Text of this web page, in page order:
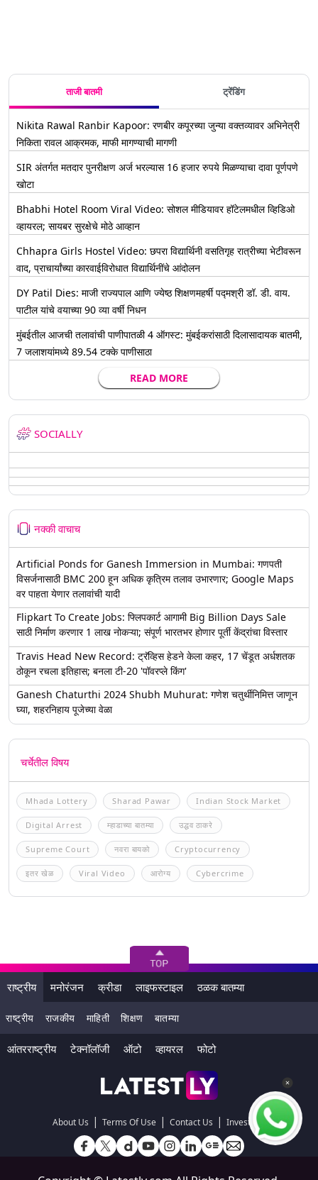
ताजी बातमी ट्रेंडिंग
Nikita Rawal Ranbir Kapoor: रणबीर कपूरच्या जुन्या वक्तव्यावर अभिनेत्री
निकिता रावल आक्रमक, माफी मागण्याची मागणी
SIR अंतर्गत मतदार पुनरीक्षण अर्ज भरल्यास 16 हजार रुपये मिळण्याचा दावा पूर्णपणे
खोटा
Bhabhi Hotel Room Viral Video: सोशल मीडियावर हॉटेलमधील व्हिडिओ
व्हायरल; सायबर सुरक्षेचे मोठे आव्हान
Chhapra Girls Hostel Video: छपरा विद्यार्थिनी वसतिगृह रात्रीच्या भेटीवरून
वाद, प्राचार्यांच्या कारवाईविरोधात विद्यार्थिनींचे आंदोलन
DY Patil Dies: माजी राज्यपाल आणि ज्येष्ठ शिक्षणमहर्षी पद्मश्री डॉ. डी. वाय.
पाटील यांचे वयाच्या 90 व्या वर्षी निधन
मुंबईतील आजची तलावांची पाणीपातळी 4 ऑगस्ट: मुंबईकरांसाठी दिलासादायक बातमी,
7 जलाशयांमध्ये 89.54 टक्के पाणीसाठा
READ MORE
SOCIALLY
नक्की वाचाच
Artificial Ponds for Ganesh Immersion in Mumbai: गणपती
विसर्जनासाठी BMC 200 हून अधिक कृत्रिम तलाव उभारणार; Google Maps
वर पाहता येणार तलावांची यादी
Flipkart To Create Jobs: फ्लिपकार्ट आगामी Big Billion Days Sale
साठी निर्माण करणार 1 लाख नोकऱ्या; संपूर्ण भारतभर होणार पूर्ती केंद्रांचा विस्तार
Travis Head New Record: ट्रॅव्हिस हेडने केला कहर, 17 चेंडूत अर्धशतक
ठोकून रचला इतिहास; बनला टी-20 'पॉवरप्ले किंग'
Ganesh Chaturthi 2024 Shubh Muhurat: गणेश चतुर्थीनिमित्त जाणून
घ्या, शहरनिहाय पूजेच्या वेळा
चर्चेतील विषय
Mhada Lottery Sharad Pawar Indian Stock Market
Digital Arrest म्हाडाच्या बातम्या उद्धव ठाकरे
Supreme Court नवरा बायको Cryptocurrency
इतर खेळ Viral Video आरोग्य Cybercrime
राष्ट्रीय मनोरंजन क्रीडा लाइफस्टाइल ठळक बातम्या
राष्ट्रीय राजकीय माहिती शिक्षण बातम्या
आंतरराष्ट्रीय टेक्नॉलॉजी ऑटो व्हायरल फोटो
About Us | Terms Of Use | Contact Us | Investors